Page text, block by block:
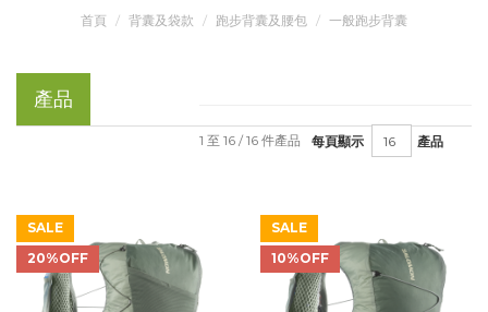
首頁 背囊及袋款 跑步背囊及腰包 一般跑步背囊
產品
每頁顯示 產品
1 至 16 / 16 件產品
SALE
20%OFF
SALE
10%OFF